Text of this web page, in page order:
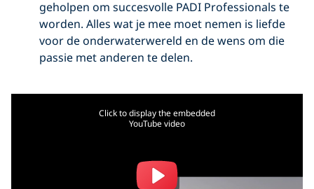
geholpen om succesvolle PADI Professionals te
worden. Alles wat je mee moet nemen is liefde
voor de onderwaterwereld en de wens om die
passie met anderen te delen.
Click to display the embedded
YouTube video